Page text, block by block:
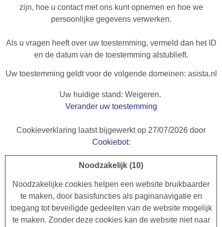
zijn, hoe u contact met ons kunt opnemen en hoe we
persoonlijke gegevens verwerken.
Als u vragen heeft over uw toestemming, vermeld dan het ID
en de datum van de toestemming alstublieft.
Uw toestemming geldt voor de volgende domeinen: asista.nl
Uw huidige stand: Weigeren.
Verander uw toestemming
Cookieverklaring laatst bijgewerkt op 27/07/2026 door
Cookiebot:
Noodzakelijk (10)
Noodzakelijke cookies helpen een website bruikbaarder
te maken, door basisfuncties als paginanavigatie en
toegang tot beveiligde gedeelten van de website mogelijk
te maken. Zonder deze cookies kan de website niet naar